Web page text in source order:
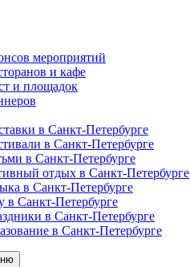
мероприятий
и кафе
и площадок
в Санкт-Петербурге
в Санкт-Петербурге
в Санкт-Петербурге
отдых в Санкт-Петербурге
в Санкт-Петербурге
в Санкт-Петербурге
в Санкт-Петербурге
в Санкт-Петербурге